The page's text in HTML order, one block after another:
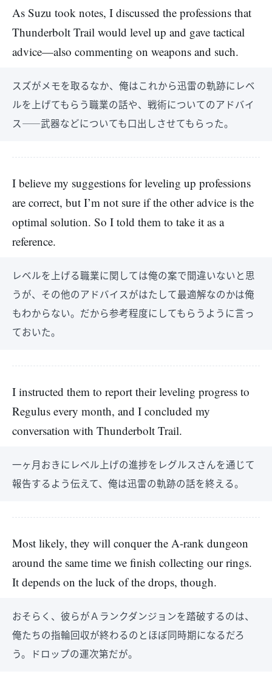
As Suzu took notes, I discussed the professions that
Thunderbolt Trail would level up and gave tactical
advice—also commenting on weapons and such.
スズがメモを取るなか、俺はこれから迅雷の軌跡にレベ
ルを上げてもらう職業の話や、戦術についてのアドバイ
ス――武器などについても口出しさせてもらった。
I believe my suggestions for leveling up professions
are correct, but I’m not sure if the other advice is the
optimal solution. So I told them to take it as a
reference.
レベルを上げる職業に関しては俺の案で間違いないと思
うが、その他のアドバイスがはたして最適解なのかは俺
もわからない。だから参考程度にしてもらうように言っ
ておいた。
I instructed them to report their leveling progress to
Regulus every month, and I concluded my
conversation with Thunderbolt Trail.
一ヶ月おきにレベル上げの進捗をレグルスさんを通じて
報告するよう伝えて、俺は迅雷の軌跡の話を終える。
Most likely, they will conquer the A-rank dungeon
around the same time we finish collecting our rings.
It depends on the luck of the drops, though.
おそらく、彼らがＡランクダンジョンを踏破するのは、
俺たちの指輪回収が終わるのとほぼ同時期になるだろ
う。ドロップの運次第だが。